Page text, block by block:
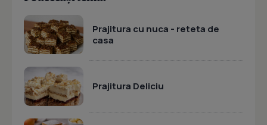
Prajitura cu nuca - reteta de
casa
Prajitura Deliciu